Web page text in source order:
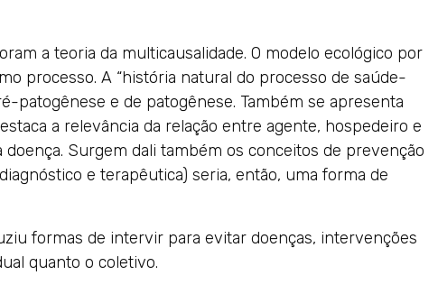
a teoria da multicausalidade. O modelo ecológico por
processo. A “história natural do processo de saúde-
patogênese e de patogênese. Também se apresenta
a relevância da relação entre agente, hospedeiro e
Surgem dali também os conceitos de prevenção
e terapêutica) seria, então, uma forma de
formas de intervir para evitar doenças, intervenções
quanto o coletivo.